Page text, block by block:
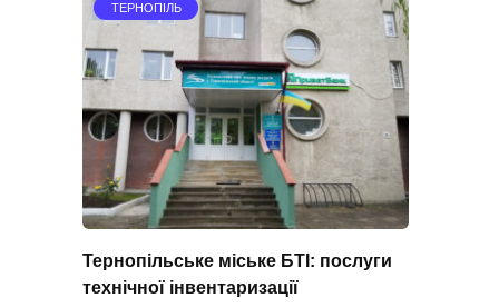
ТЕРНОПІЛЬ
Тернопільське міське БТІ: послуги
технічної інвентаризації